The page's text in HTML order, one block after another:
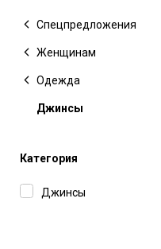
Спецпредложения
Женщинам
Одежда
Джинсы
Категория
Джинсы